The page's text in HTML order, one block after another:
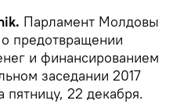
Парламент Молдовы
предотвращении
и финансированием
заседании 2017
пятницу, 22 декабря.